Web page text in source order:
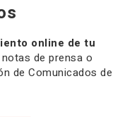
online de tu
de prensa o
de Comunicados de